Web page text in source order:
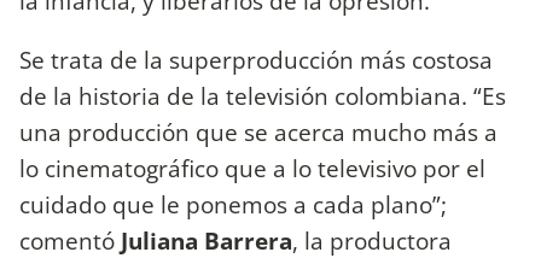
Se trata de la superproducción más costosa
de la historia de la televisión colombiana. “Es
una producción que se acerca mucho más a
lo cinematográfico que a lo televisivo por el
cuidado que le ponemos a cada plano”;
comentó Juliana Barrera, la productora